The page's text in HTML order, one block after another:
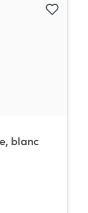
blanc